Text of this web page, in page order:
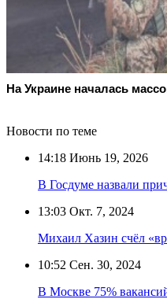
На Украине началась
Новости по теме
14:18 Июнь 19, 2026
В Госдуме назвали
13:03 Окт. 7, 2024
Михаил Хазин счёл
10:52 Сен. 30, 2024
В Москве 75%